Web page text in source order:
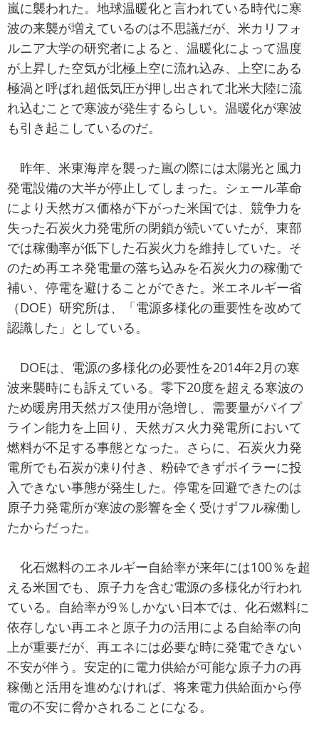
嵐に襲われた。地球温暖化と言われている時代に寒
波の来襲が増えているのは不思議だが、米カリフォ
ルニア大学の研究者によると、温暖化によって温度
が上昇した空気が北極上空に流れ込み、上空にある
極渦と呼ばれ超低気圧が押し出されて北米大陸に流
れ込むことで寒波が発生するらしい。温暖化が寒波
も引き起こしているのだ。
昨年、米東海岸を襲った嵐の際には太陽光と風力
発電設備の大半が停止してしまった。シェール革命
により天然ガス価格が下がった米国では、競争力を
失った石炭火力発電所の閉鎖が続いていたが、東部
では稼働率が低下した石炭火力を維持していた。そ
のため再エネ発電量の落ち込みを石炭火力の稼働で
補い、停電を避けることができた。米エネルギー省
（DOE）研究所は、「電源多様化の重要性を改めて
認識した」としている。
DOEは、電源の多様化の必要性を2014年2月の寒
波来襲時にも訴えている。零下20度を超える寒波の
ため暖房用天然ガス使用が急増し、需要量がパイプ
ライン能力を上回り、天然ガス火力発電所において
燃料が不足する事態となった。さらに、石炭火力発
電所でも石炭が凍り付き、粉砕できずボイラーに投
入できない事態が発生した。停電を回避できたのは
原子力発電所が寒波の影響を全く受けずフル稼働し
たからだった。
化石燃料のエネルギー自給率が来年には100％を超
える米国でも、原子力を含む電源の多様化が行われ
ている。自給率が9％しかない日本では、化石燃料に
依存しない再エネと原子力の活用による自給率の向
上が重要だが、再エネには必要な時に発電できない
不安が伴う。安定的に電力供給が可能な原子力の再
稼働と活用を進めなければ、将来電力供給面から停
電の不安に脅かされることになる。